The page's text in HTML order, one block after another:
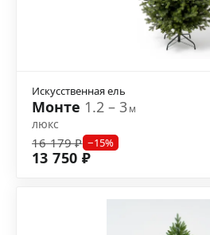
Искусственная ель
Монте 1.2 – 3м
люкс
16 179 ₽ −15%
13 750 ₽